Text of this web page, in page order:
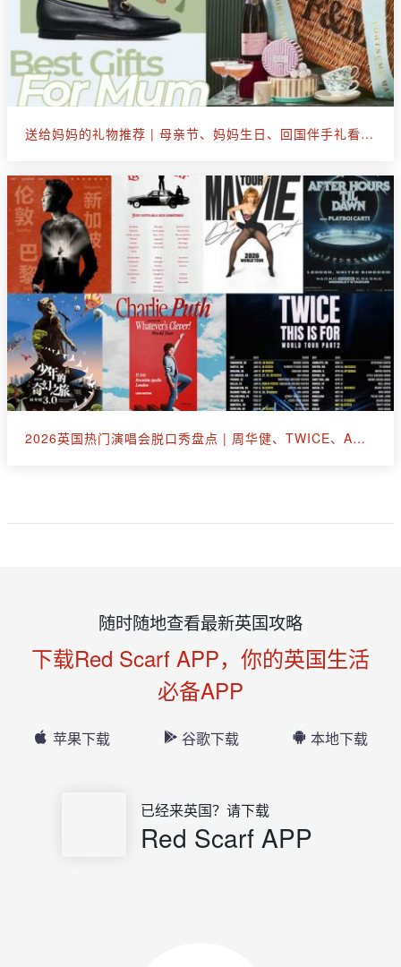
送给妈妈的礼物推荐 | 母亲节、妈妈生日、回国伴手礼看这篇就够了
2026英国热门演唱会脱口秀盘点 | 周华健、TWICE、A妹、断眉、王嘉尔
随时随地查看最新英国攻略
下载Red Scarf APP，你的英国生活
必备APP
苹果下载 谷歌下载 本地下载
已经来英国？请下载
Red Scarf APP